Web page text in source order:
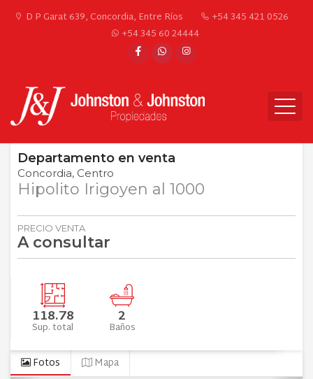
D P Garat 639, Concordia, Entre Ríos
+54 345 421 0526
+54 345 60 24444
Departamento en venta
Concordia Centro
Hipolito Irigoyen al 1000
PRECIO VENTA
A consultar
118.78
Sup. total 2
Baños
Fotos Mapa